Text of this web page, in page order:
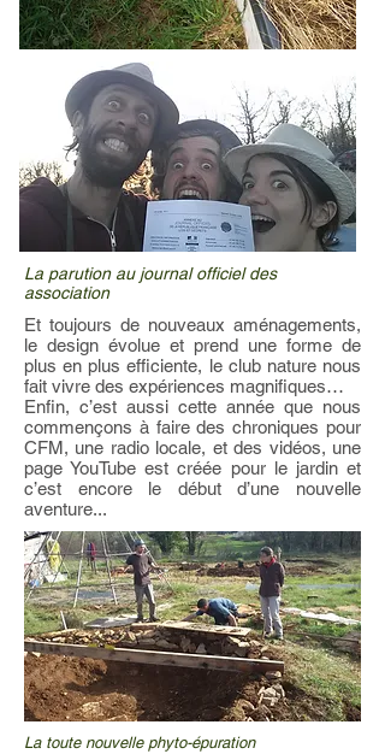
La parution au journal officiel des
association
Et toujours de nouveaux aménagements,
le design évolue et prend une forme de
plus en plus efficiente, le club nature nous
fait vivre des expériences magnifiques…
Enfin, c’est aussi cette année que nous
commençons à faire des chroniques pour
CFM, une radio locale, et des vidéos, une
page YouTube est créée pour le jardin et
c’est encore le début d’une nouvelle
aventure...
La toute nouvelle phyto-épuration